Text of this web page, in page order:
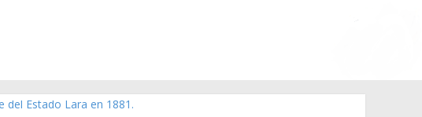
del Estado Lara en 1881.